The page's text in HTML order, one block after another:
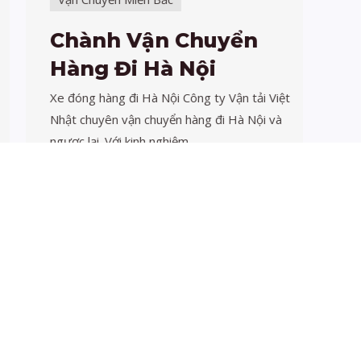
Chành Vận Chuyển
Hàng Đi Hà Nội
Xe đóng hàng đi Hà Nội Công ty Vận tải Việt
Nhật chuyên vận chuyển hàng đi Hà Nội và
ngược lại. Với kinh nghiệm …